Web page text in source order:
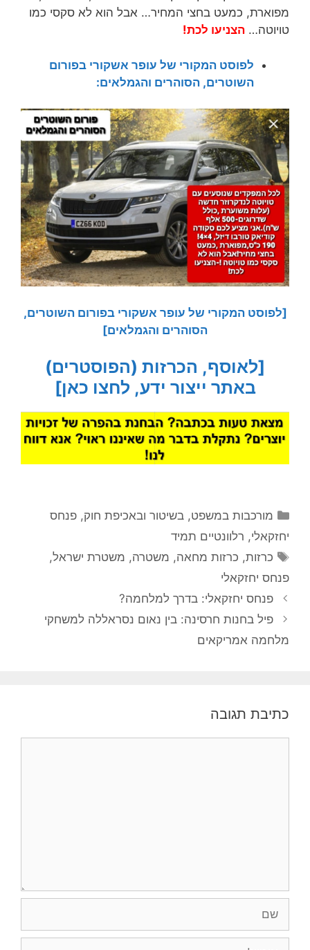
מפוארת, כמעט בחצי המחיר… אבל הוא לא סקסי כמו
טויוטה… הצניעו לכת!
לפוסט המקורי של עופר אשקורי בפורום
השוטרים, הסוהרים והגמלאים:
[לפוסט המקורי של עופר אשקורי בפורום השוטרים,
הסוהרים והגמלאים]
[לאוסף, הכרזות (הפוסטרים)
באתר ייצור ידע, לחצו כאן]
קטגוריות
מורכבות במשפט, בשיטור ובאכיפת חוק,פנחס
יחזקאלי, רלוונטיים תמיד
תגיות
כרזות, כרזות מחאה, משטרה, משטרת ישראל,
פנחס יחזקאלי
פנחס יחזקאלי: בדרך למלחמה?
פיל בחנות חרסינה: בין נאום נסראללה למשחקי
מלחמה אמריקאים
כתיבת תגובה